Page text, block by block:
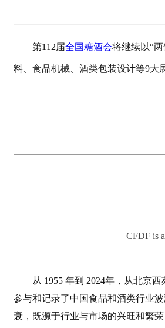
第112届全国糖酒会将继续以“
料、食品机械、酒类包装设计等9大
CFDF is
从 1955 年到 2024年，从北京
参与和记录了中国食品和酒类行业
衰，既源于行业与市场的兴旺和繁